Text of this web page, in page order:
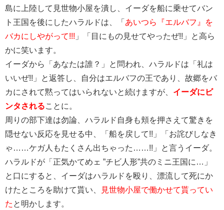
島に上陸して見世物小屋を潰し、イーダを船に乗せてバン
ト王国を後にしたハラルドは、「 あいつら『エルバフ』を
バカにしやがって!!! 」「目にもの見せてやったぜ!!」と高ら
かに笑います。
イーダから「あなたは誰？」と問われ、ハラルドは「礼は
いいぜ!!」と返答し、自分はエルバフの王であり、故郷をバ
カにされて黙ってはいられないと続けますが、 イーダにビ
ンタされることに。
周りの部下達は勿論、ハラルド自身も頬を押さえて驚きを
隠せない反応を見せる中、「船を戻して!!」「お詫びしなき
ゃ……ケガ人もたくさん出ちゃった……!!」と言うイーダ。
ハラルドが「正気かてめェ ”チビ人形”共のミニ王国に…」
と口にすると、イーダはハラルドを殴り、漂流して死にか
けたところを助けて貰い、
見世物小屋で働かせて貰ってい
た と明かします。